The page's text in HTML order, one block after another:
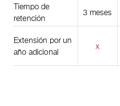
Tiempo de
retención
3 meses
Extensión por un
año adicional
x